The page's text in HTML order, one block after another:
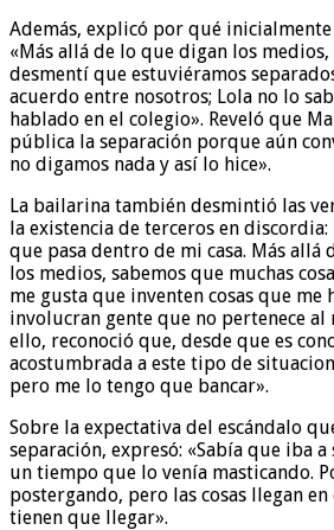
Además, explicó por qué inicialmente
«Más allá de lo que digan los
desmentí que estuviéramos
acuerdo entre nosotros; Lola no lo
hablado en el colegio». Reveló que
pública la separación porque aún
no digamos nada y así lo hice».
La bailarina también desmintió las
la existencia de terceros en
que pasa dentro de mi casa. Más allá
los medios, sabemos que muchas
me gusta que inventen cosas que me
involucran gente que no pertenece al
ello, reconoció que, desde que es
acostumbrada a este tipo de
pero me lo tengo que bancar».
Sobre la expectativa del escándalo
separación, expresó: «Sabía que iba
un tiempo que lo venía masticando.
postergando, pero las cosas llegan
tienen que llegar».